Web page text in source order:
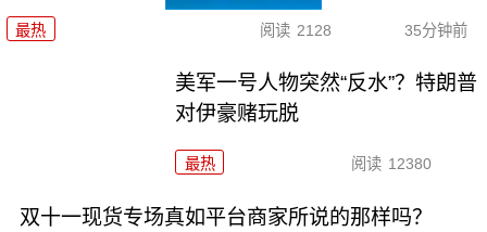
最热 阅读 2128 35分钟前
美军一号人物突然“反水”？特朗普
对伊豪赌玩脱
最热 阅读 12380
双十一现货专场真如平台商家所说的那样吗？